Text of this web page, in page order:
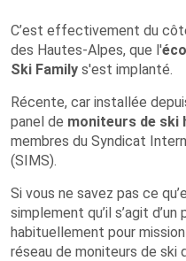
C’est effectivement du
des Hautes-Alpes, que l'
Ski Family s'est implanté.
Récente, car installée
panel de moniteurs de ski
membres du Syndicat
(SIMS).
Si vous ne savez pas ce
simplement qu’il s’agit
habituellement pour
réseau de moniteurs de ski